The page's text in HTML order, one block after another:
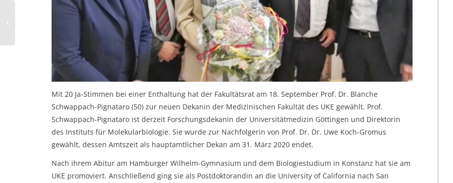
Mit 20 Ja-Stimmen bei einer Enthaltung hat der Fakultätsrat am 18. September Prof. Dr. Blanche
Schwappach-Pignataro (50) zur neuen Dekanin der Medizinischen Fakultät des UKE gewählt. Prof.
Schwappach-Pignataro ist derzeit Forschungsdekanin der Universitätmedizin Göttingen und Direktorin
des Instituts für Molekularbiologie. Sie wurde zur Nachfolgerin von Prof. Dr. Dr. Uwe Koch-Gromus
gewählt, dessen Amtszeit als hauptamtlicher Dekan am 31. März 2020 endet.
Nach ihrem Abitur am Hamburger Wilhelm-Gymnasium und dem Biologiestudium in Konstanz hat sie am
UKE promoviert. Anschließend ging sie als Postdoktorandin an die University of California nach San